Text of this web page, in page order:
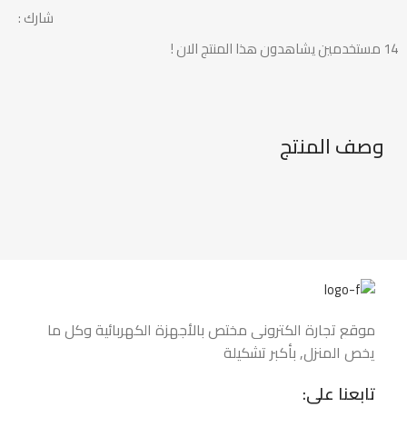
شارك :
14 مستخدمين يشاهدون هذا المنتج الان !
وصف المنتج
موقع تجارة الكتروني مختص بالأجهزة الكهربائية وكل ما
يخص المنزل, بأكبر تشكيلة
تابعنا على: